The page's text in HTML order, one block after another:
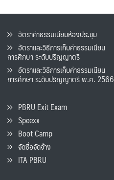
อัตราค่าธรรมเนียมห้องประชุม
อัตราและวิธีการเก็บค่าธรรมเนียน
การศึกษา ระดับปริญญาตรี
อัตราและวิธีการเก็บค่าธรรมเนียน
การศึกษา ระดับปริญญาตรี พ.ศ. 2566
PBRU Exit Exam
Speexx
Boot Camp
จัดซื้อจัดจ้าง
ITA PBRU